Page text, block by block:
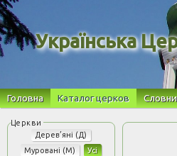
Українська
Головна Каталог церков
Дерев’яні (Д)
Муровані (М)
Усі